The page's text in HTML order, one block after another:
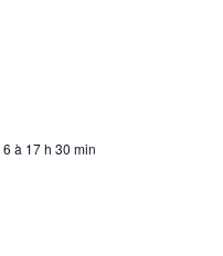
à 17 h 30 min